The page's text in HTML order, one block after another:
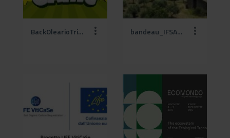
BackOlearioTriviaGame.jpg bandeau_IFSA_3.jpg